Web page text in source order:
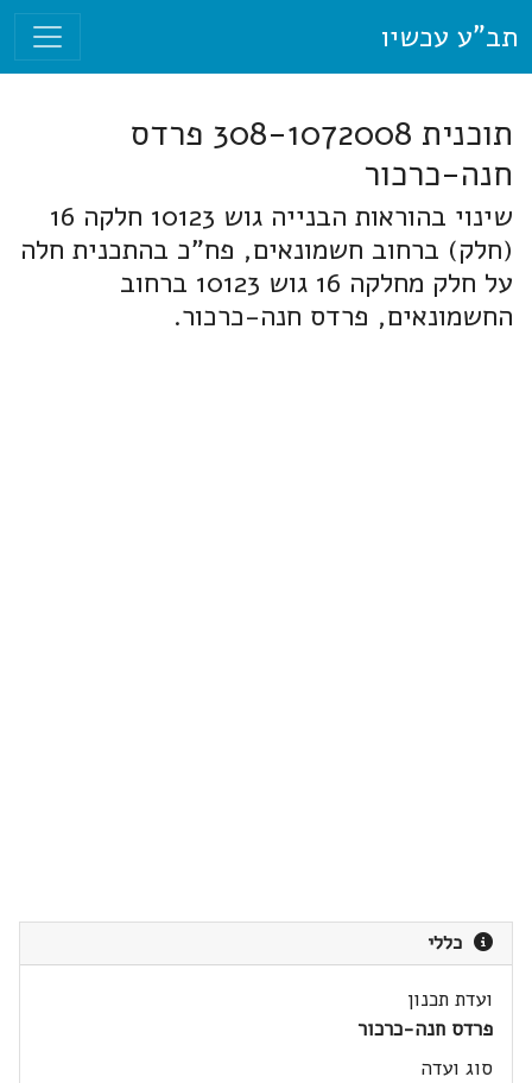
תב"ע עכשיו
תוכנית 308-1072008 פרדס
חנה-כרכור
שינוי בהוראות הבנייה גוש 10123 חלקה 16
(חלק) ברחוב חשמונאים, פח"כ בהתכנית חלה
על חלק מחלקה 16 גוש 10123 ברחוב
החשמונאים, פרדס חנה-כרכור.
כללי
ועדת תכנון
פרדס חנה-כרכור
סוג ועדה